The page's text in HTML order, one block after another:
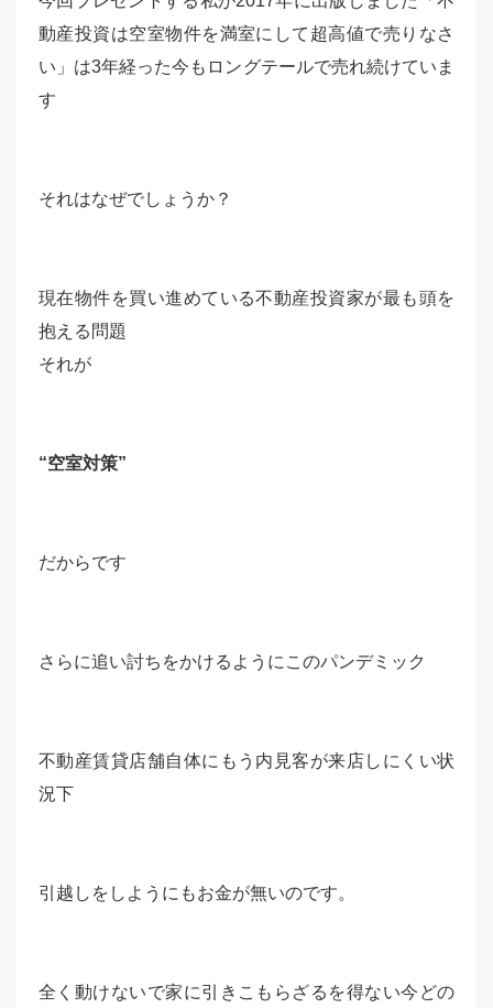
動産投資は空室物件を満室にして超高値で売りなさ
い」は3年経った今もロングテールで売れ続けていま
す
それはなぜでしょうか？
現在物件を買い進めている不動産投資家が最も頭を
抱える問題
それが
“空室対策”
だからです
さらに追い討ちをかけるようにこのパンデミック
不動産賃貸店舗自体にもう内見客が来店しにくい状
況下
引越しをしようにもお金が無いのです。
全く動けないで家に引きこもらざるを得ない今どの